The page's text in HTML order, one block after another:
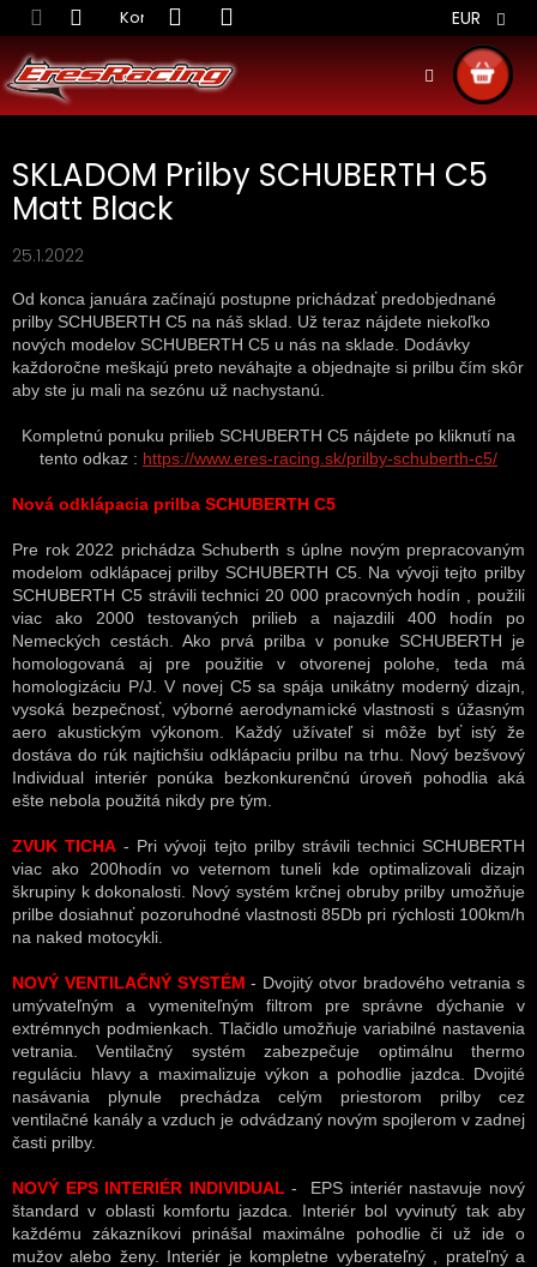
Prejsť
na
obsah
Kontakt Obchodné podmienky Doprava
EUR
KOŠÍK
SKLADOM Prilby SCHUBERTH C5
Matt Black
25.1.2022
Od konca januára začínajú postupne prichádzať predobjednané
prilby SCHUBERTH C5 na náš sklad. Už teraz nájdete niekoľko
nových modelov SCHUBERTH C5 u nás na sklade. Dodávky
každoročne meškajú preto neváhajte a objednajte si prilbu čím skôr
aby ste ju mali na sezónu už nachystanú.
Kompletnú ponuku prilieb SCHUBERTH C5 nájdete po kliknutí na
tento odkaz : https://www.eres-racing.sk/prilby-schuberth-c5/
Nová odklápacia prilba SCHUBERTH C5
Pre rok 2022 prichádza Schuberth s úplne novým prepracovaným
modelom odklápacej prilby SCHUBERTH C5. Na vývoji tejto prilby
SCHUBERTH C5 strávili technici 20 000 pracovných hodín , použili
viac ako 2000 testovaných prilieb a najazdili 400 hodín po
Nemeckých cestách. Ako prvá prilba v ponuke SCHUBERTH je
homologovaná aj pre použitie v otvorenej polohe, teda má
homologizáciu P/J. V novej C5 sa spája unikátny moderný dizajn,
vysoká bezpečnosť, výborné aerodynamické vlastnosti s úžasným
aero akustickým výkonom. Každý užívateľ si môže byť istý že
dostáva do rúk najtichšiu odklápaciu prilbu na trhu. Nový bezšvový
Individual interiér ponúka bezkonkurenčnú úroveň pohodlia aká
ešte nebola použitá nikdy pre tým.
ZVUK TICHA - Pri vývoji tejto prilby strávili technici SCHUBERTH
viac ako 200hodín vo veternom tuneli kde optimalizovali dizajn
škrupiny k dokonalosti. Nový systém krčnej obruby prilby umožňuje
prilbe dosiahnuť pozoruhodné vlastnosti 85Db pri rýchlosti 100km/h
na naked motocykli.
NOVÝ VENTILAČNÝ SYSTÉM - Dvojitý otvor bradového vetrania s
umývateľným a vymeniteľným filtrom pre správne dýchanie v
extrémnych podmienkach. Tlačidlo umožňuje variabilné nastavenia
vetrania. Ventilačný systém zabezpečuje optimálnu thermo
reguláciu hlavy a maximalizuje výkon a pohodlie jazdca. Dvojité
nasávania plynule prechádza celým priestorom prilby cez
ventilačné kanály a vzduch je odvádzaný novým spojlerom v zadnej
časti prilby.
NOVÝ EPS INTERIÉR INDIVIDUAL - EPS interiér nastavuje nový
štandard v oblasti komfortu jazdca. Interiér bol vyvinutý tak aby
každému zákazníkovi prinášal maximálne pohodlie či už ide o
mužov alebo ženy. Interiér je kompletne vyberateľný , prateľný a